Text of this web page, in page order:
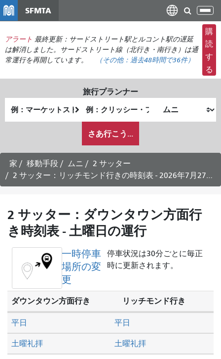
コ
ン
テ
ン
ツ
移
SFMTA
ナ
ビ
ゲ
ー
シ
ョ
の
切
り
え
アラート 最終更新：サードストリート駅とルコント駅の遅延
は解消しました。サードストリート線（北行き・南行き）は通
常運行を再開しています。
（その他： 過去48時間で36件）
購
読
す
る
旅行プランナー
出
発
終
了
が
ど
の
よ
う
旅
を
し
い
か
さあ行こう...
家 移動手段 ムニ
2 サッター
2 サッター：リッチモンド行きの時刻表 - 2026年7月27日
2 サッター：ダウンタウン方面行
き時刻表 - 土曜日の運行
一時停車
場所の変
更
停車状況は30分ごとに毎正
時に更新されます。
ダウンタウン方面行き リッチモンド行き
土曜礼拝 土曜礼拝
平日 平日